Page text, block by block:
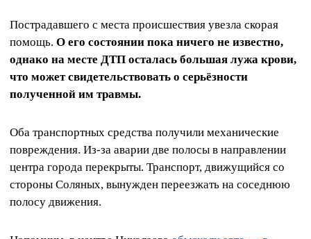
Пострадавшего с места происшествия увезла скорая
помощь. О его состоянии пока ничего не известно,
однако на месте ДТП осталась большая лужа крови,
что может свидетельствовать о серьёзности
полученной им травмы.
Оба транспортных средства получили механические
повреждения. Из-за аварии две полосы в направлении
центра города перекрыты. Транспорт, движущийся со
стороны Соляных, вынужден переезжать на соседнюю
полосу движения.